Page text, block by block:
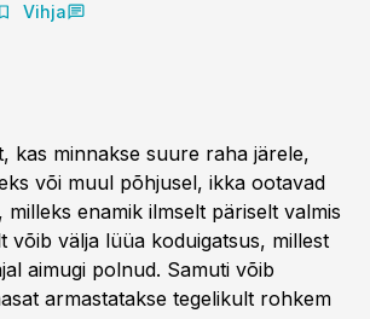
Vihja
kas minnakse suure raha järele,
või muul põhjusel, ikka ootavad
milleks enamik ilmselt päriselt valmis
võib välja lüüa koduigatsus, millest
aimugi polnud. Samuti võib
armastatakse tegelikult rohkem